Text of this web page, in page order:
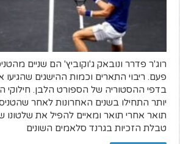
רוג'ר פדרר ונובאק ג'וקוביץ' הם שניים
פעם. ריבוי התארים וכמות ההישגים
בדפי ההסטוריה של הספורט הלבן. חילוקי
יותר התחילו בשנים האחרונות לאחר
תואר אחרי תואר ומאיים להפיל את שלטונו
טבלת הזכיות בגרנד סלאמים השונים